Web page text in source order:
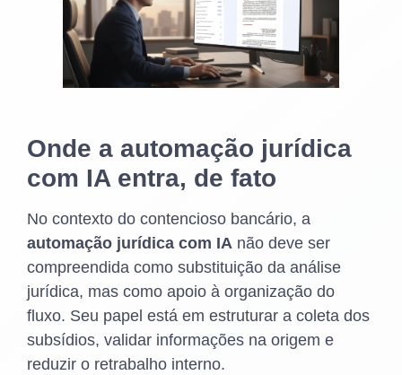
Onde a automação jurídica
com IA entra, de fato
No contexto do contencioso bancário, a
automação jurídica com IA não deve ser
compreendida como substituição da análise
jurídica, mas como apoio à organização do
fluxo. Seu papel está em estruturar a coleta dos
subsídios, validar informações na origem e
reduzir o retrabalho interno.